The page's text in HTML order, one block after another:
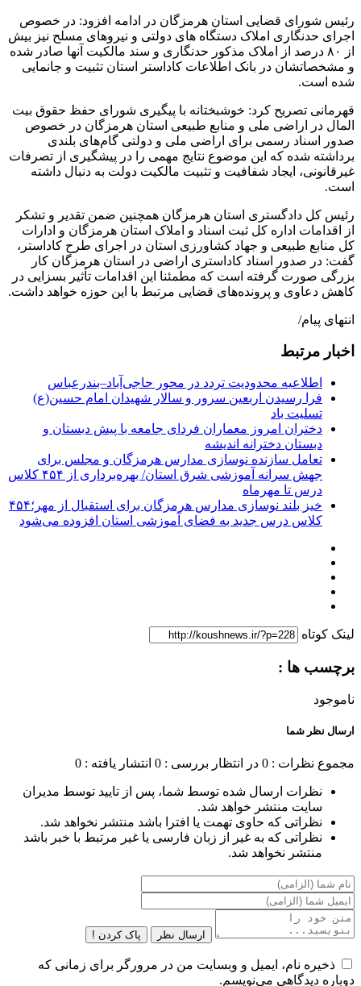
رئیس شورای قضایی استان هرمزگان در ادامه افزود: در خصوص
اجرای حدنگاری املاک دستگاه های دولتی و نیروهای مسلح نیز بیش
از ۸۰ درصد از املاک مذکور حدنگاری و سند مالکیت آنها صادر شده
و مشخصاتشان در بانک اطلاعات کاداستر استان تثبیت و جانمایی
شده است.
قهرمانی تصریح کرد: خوشبختانه با پیگیری شورای حفظ حقوق بیت
المال در اراضی ملی و منابع طبیعی استان هرمزگان در خصوص
صدور اسناد رسمی برای اراضی ملی و دولتی گام‌های بلندی
برداشته شده که این موضوع نتایج مهمی را در پیشگیری از تصرفات
غیرقانونی، ایجاد شفافیت و تثبیت مالکیت دولت به دنبال داشته
است.
رئیس کل دادگستری استان هرمزگان همچنین ضمن تقدیر و تشکر
از اقدامات اداره کل ثبت اسناد و املاک استان هرمزگان و ادارات
کل منابع طبیعی و جهاد کشاورزی استان در اجرای طرح کاداستر،
گفت: در صدور اسناد کاداستری اراضی در استان هرمزگان کار
بزرگی صورت گرفته است که مطمئنا این اقدامات تأثیر بسزایی در
کاهش دعاوی و پرونده‌های قضایی مرتبط با این حوزه خواهد داشت.
انتهای پیام/
اخبار مرتبط
اطلاعیه محدودیت تردد در محور حاجی‌آباد–بندرعباس
فرا رسیدن اربعین سرور و سالار شهیدان امام حسین(ع)
تسلیت باد
دختران امروز معماران فردای جامعه با پیش دبستان و
دبستان دخترانه اندیشه
تعامل سازنده نوسازی مدارس هرمزگان و مجلس برای
جهش سرانه آموزشی شرق استان/ بهره‌برداری از ۴۵۴ کلاس
درس تا مهرماه
خیز بلند نوسازی مدارس هرمزگان برای استقبال از مهر؛۴۵۴
کلاس درس جدید به فضای آموزشی استان افزوده می‌شود
لینک کوتاه
برچسب ها :
ناموجود
ارسال نظر شما
مجموع نظرات : 0 در انتظار بررسی : 0 انتشار یافته : 0
نظرات ارسال شده توسط شما، پس از تایید توسط مدیران
سایت منتشر خواهد شد.
نظراتی که حاوی تهمت یا افترا باشد منتشر نخواهد شد.
نظراتی که به غیر از زبان فارسی یا غیر مرتبط با خبر باشد
منتشر نخواهد شد.
ارسال نظر پاک کردن !
ذخیره نام، ایمیل و وبسایت من در مرورگر برای زمانی که
دوباره دیدگاهی می‌نویسم.